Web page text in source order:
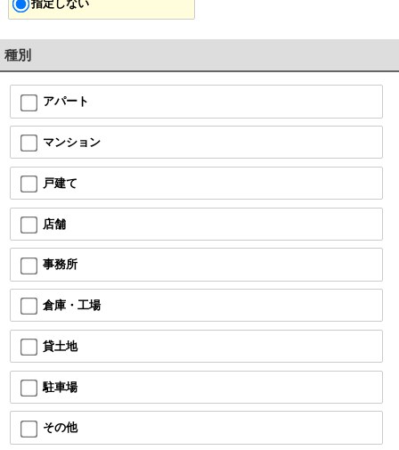
指定しない
種別
アパート
マンション
戸建て
店舗
事務所
倉庫・工場
貸土地
駐車場
その他